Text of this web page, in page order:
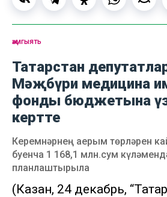
җәмгыять
Татарстан
Мәҗбүри медицина
фонды бюджетына
кертте
Керемнәрнең аерым төрләрен
буенча 1 168,1 млн.сум
планлаштырыла
(Казан, 24 декабрь,